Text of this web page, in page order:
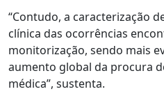
“Contudo, a caracterização
clínica das ocorrências
monitorização, sendo mais
aumento global da procura
médica”, sustenta.